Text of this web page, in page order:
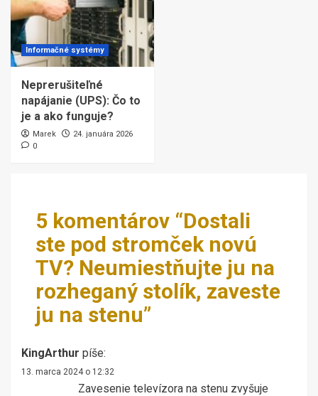
Informačné systémy
Neprerušiteľné
napájanie (UPS): Čo to
je a ako funguje?
Marek
24. januára 2026
0
5 komentárov “Dostali
ste pod stromček novú
TV? Neumiestňujte ju na
rozheganý stolík, zaveste
ju na stenu”
KingArthur píše:
13. marca 2024 o 12:32
Zavesenie televízora na stenu zvyšuje